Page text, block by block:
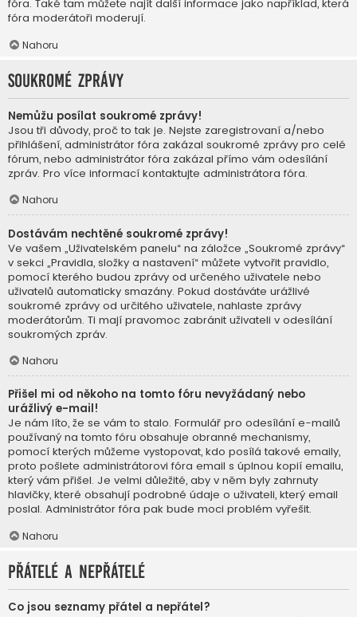
fóra. Také tam můžete najít další informace jako například, která
fóra moderátoři moderují.
Nahoru
Soukromé zprávy
Nemůžu posílat soukromé zprávy!
Jsou tři důvody, proč to tak je. Nejste zaregistrovaní a/nebo
přihlášení, administrátor fóra zakázal soukromé zprávy pro celé
fórum, nebo administrátor fóra zakázal přímo vám odesílání
zpráv. Pro více informací kontaktujte administrátora fóra.
Nahoru
Dostávám nechtěné soukromé zprávy!
Ve vašem „Uživatelském panelu“ na záložce „Soukromé zprávy“
v sekci „Pravidla, složky a nastavení“ můžete vytvořit pravidlo,
pomocí kterého budou zprávy od určeného uživatele nebo
uživatelů automaticky smazány. Pokud dostáváte urážlivé
soukromé zprávy od určitého uživatele, nahlaste zprávy
moderátorům. Ti mají pravomoc zabránit uživateli v odesílání
soukromých zpráv.
Nahoru
Přišel mi od někoho na tomto fóru nevyžádaný nebo
urážlivý e-mail!
Je nám líto, že se vám to stalo. Formulář pro odesílání e-mailů
používaný na tomto fóru obsahuje obranné mechanismy,
pomocí kterých můžeme vystopovat, kdo posílá takové emaily,
proto pošlete administrátorovi fóra email s úplnou kopií emailu,
který vám přišel. Je velmi důležité, aby v něm byly zahrnuty
hlavičky, které obsahují podrobné údaje o uživateli, který email
poslal. Administrátor fóra pak bude moci problém vyřešit.
Nahoru
Přátelé a nepřátelé
Co jsou seznamy přátel a nepřátel?